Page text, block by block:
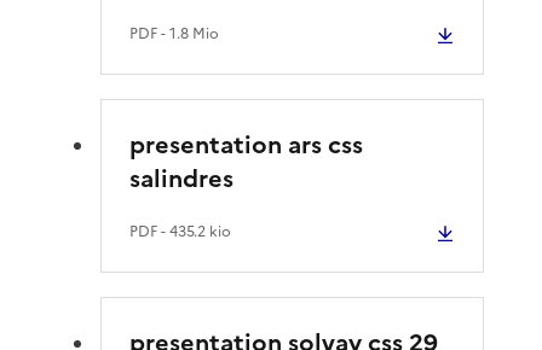
PDF- 1.8 Mio
presentation ars css
salindres
PDF- 435.2 kio
presentation solvay css 29